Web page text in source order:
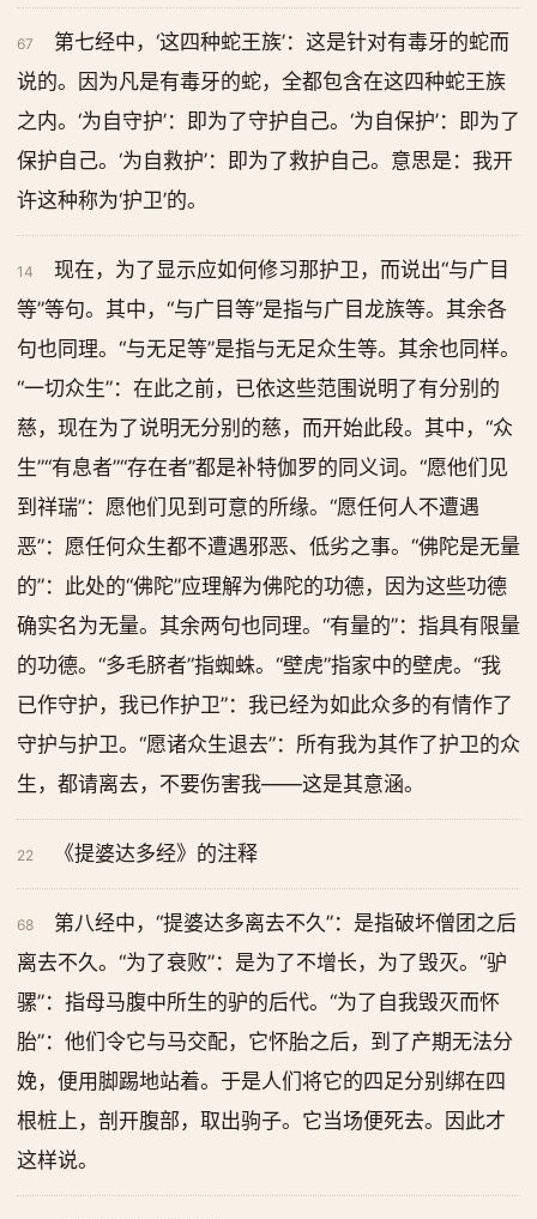
67
第七经中，‘这四种蛇王族’：这是针对有毒牙的蛇而
说的。因为凡是有毒牙的蛇，全都包含在这四种蛇王族
之内。‘为自守护’：即为了守护自己。‘为自保护’：即为了
保护自己。‘为自救护’：即为了救护自己。意思是：我开
许这种称为‘护卫’的。
14
现在，为了显示应如何修习那护卫，而说出“与广目
等”等句。其中，“与广目等”是指与广目龙族等。其余各
句也同理。“与无足等”是指与无足众生等。其余也同样。
“一切众生”：在此之前，已依这些范围说明了有分别的
慈，现在为了说明无分别的慈，而开始此段。其中，“众
生”“有息者”“存在者”都是补特伽罗的同义词。“愿他们见
到祥瑞”：愿他们见到可意的所缘。“愿任何人不遭遇
恶”：愿任何众生都不遭遇邪恶、低劣之事。“佛陀是无量
的”：此处的“佛陀”应理解为佛陀的功德，因为这些功德
确实名为无量。其余两句也同理。“有量的”：指具有限量
的功德。“多毛脐者”指蜘蛛。“壁虎”指家中的壁虎。“我
已作守护，我已作护卫”：我已经为如此众多的有情作了
守护与护卫。“愿诸众生退去”：所有我为其作了护卫的众
生，都请离去，不要伤害我——这是其意涵。
22 《提婆达多经》的注释
68
第八经中，“提婆达多离去不久”：是指破坏僧团之后
离去不久。“为了衰败”：是为了不增长，为了毁灭。“驴
骡”：指母马腹中所生的驴的后代。“为了自我毁灭而怀
胎”：他们令它与马交配，它怀胎之后，到了产期无法分
娩，便用脚踢地站着。于是人们将它的四足分别绑在四
根桩上，剖开腹部，取出驹子。它当场便死去。因此才
这样说。